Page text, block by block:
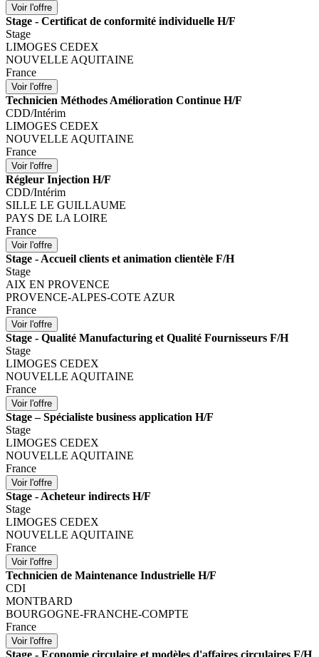
Stage - Certificat de conformité individuelle H/F
Stage
LIMOGES CEDEX
NOUVELLE AQUITAINE
France
Technicien Méthodes Amélioration Continue H/F
CDD/Intérim
LIMOGES CEDEX
NOUVELLE AQUITAINE
France
Régleur Injection H/F
CDD/Intérim
SILLE LE GUILLAUME
PAYS DE LA LOIRE
France
Stage - Accueil clients et animation clientèle F/H
Stage
AIX EN PROVENCE
PROVENCE-ALPES-COTE AZUR
France
Stage - Qualité Manufacturing et Qualité Fournisseurs F/H
Stage
LIMOGES CEDEX
NOUVELLE AQUITAINE
France
Stage – Spécialiste business application H/F
Stage
LIMOGES CEDEX
NOUVELLE AQUITAINE
France
Stage - Acheteur indirects H/F
Stage
LIMOGES CEDEX
NOUVELLE AQUITAINE
France
Technicien de Maintenance Industrielle H/F
CDI
MONTBARD
BOURGOGNE-FRANCHE-COMPTE
France
Stage - Economie circulaire et modèles d'affaires circulaires F/H